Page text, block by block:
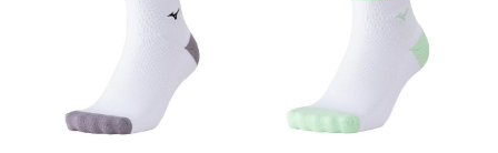
テニス／ソフトテニス
バドミントン